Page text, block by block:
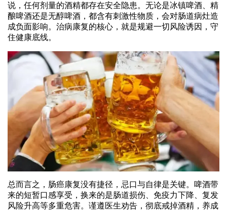
说，任何剂量的酒精都存在安全隐患。无论是冰镇啤酒、精
酿啤酒还是无醇啤酒，都含有刺激性物质，会对肠道病灶造
成负面影响。治病康复的核心，就是规避一切风险诱因，守
住健康底线。
总而言之，肠癌康复没有捷径，忌口与自律是关键。啤酒带
来的短暂口感享受，换来的是肠道损伤、免疫力下降、复发
风险升高等多重危害。谨遵医生劝告，彻底戒掉酒精，养成